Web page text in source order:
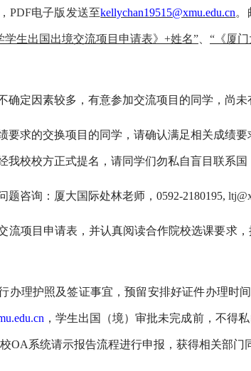
PDF电子版发送至kellychan19515@xmu.edu.cn。
学生出国出境交流项目申请表》 +姓名” “ 《厦
确定因素较多，有意参加交流项目的同学， 尚未
要求的交换项目的同学，请确认满足相关成绩
我校校方正式提名，请同学们勿私自盲目联系国
题咨询： 厦大国 际处林老师， 0592-2180195,
流项目申请表，并认真阅读合作院校选课要求
办理护照及签证事宜，预留安排好证件办理时
，学生出国（境）审批未完成前，不得
OA系统请示报告流程进行申报，获得相关部门